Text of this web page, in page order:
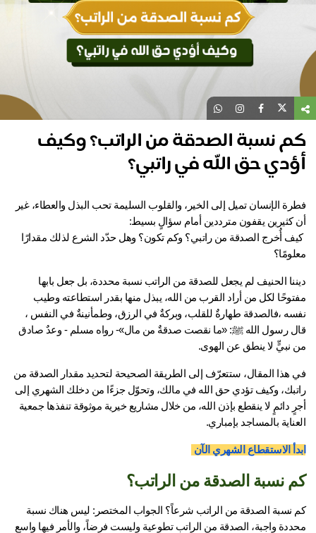
نسبة الصدقة من الراتب؟ وكيف
حق الله في راتبي؟
فطرة الإنسان تميل إلى الخير، والقلوب السليمة تحب البذل والعطاء، غير
كثيرين يقفون مترددين أمام سؤالٍ بسيط:
كيف أُخرج الصدقة من راتبي؟ وكم تكون؟ وهل حدّد الشرع لذلك مقدارًا
مفتوحًا لكل من أراد القرب من الله، يبذل منها بقدر استطاعته وطيب
نفسه ،فالصدقة طهارةٌ للقلب، وبركةٌ في الرزق، وطمأنينةٌ في النفس ،
قال رسول الله ﷺ: «ما نقصت صدقةٌ من مال»- رواه مسلم - وعدٌ صادق
نبيٍّ لا ينطق عن الهوى.
في هذا المقال، ستتعرّف إلى الطريقة الصحيحة لتحديد مقدار الصدقة من
راتبك، وكيف تؤدي حق الله في مالك، وتحوّل جزءًا من دخلك الشهري إلى
أجرٍ دائمٍ لا ينقطع بإذن الله، من خلال مشاريع خيرية موثوقة تنفذها جمعية
بالمساجد بإمباري.
الاستقطاع الشهري الآن
نسبة الصدقة من الراتب؟
كم نسبة الصدقة من الراتب شرعاً؟ الجواب المختصر: ليس هناك نسبة
محددة واجبة، الصدقة من الراتب تطوعية وليست فرضاً، والأمر فيها واسع